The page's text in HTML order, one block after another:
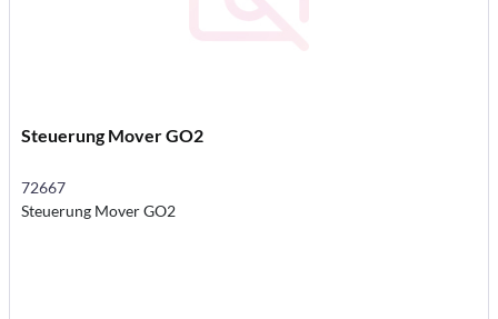
Steuerung Mover GO2
72667
Steuerung Mover GO2